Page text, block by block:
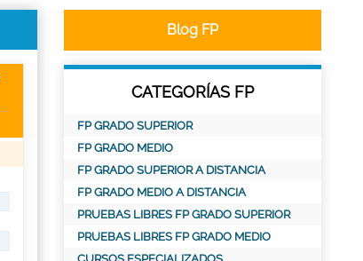
Blog FP
CATEGORÍAS FP
FP GRADO SUPERIOR
FP GRADO MEDIO
FP GRADO SUPERIOR A DISTANCIA
FP GRADO MEDIO A DISTANCIA
PRUEBAS LIBRES FP GRADO SUPERIOR
PRUEBAS LIBRES FP GRADO MEDIO